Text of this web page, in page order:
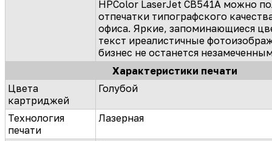
HPColor LaserJet CB541A можно
отпечатки типографского
офиса. Яркие, запоминающиеся
текст иреалистичные
бизнес не останется
Характеристики печати
Цвета
картриджей
Голубой
Технология
печати
Лазерная